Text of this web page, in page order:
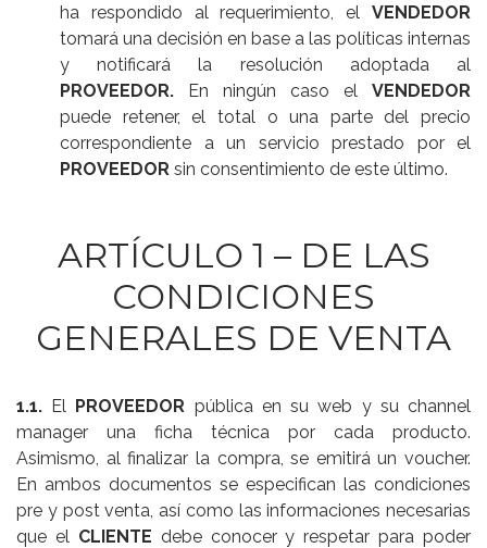
ha respondido al requerimiento, el VENDEDOR
tomará una decisión en base a las políticas internas
y notificará la resolución adoptada al
PROVEEDOR. En ningún caso el VENDEDOR
puede retener, el total o una parte del precio
correspondiente a un servicio prestado por el
PROVEEDOR sin consentimiento de este último.
ARTÍCULO 1 – DE LAS
CONDICIONES
GENERALES DE VENTA
1.1. El PROVEEDOR pública en su web y su channel
manager una ficha técnica por cada producto.
Asimismo, al finalizar la compra, se emitirá un voucher.
En ambos documentos se especifican las condiciones
pre y post venta, así como las informaciones necesarias
que el CLIENTE debe conocer y respetar para poder